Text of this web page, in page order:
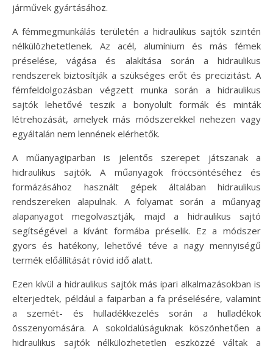
járművek gyártásához.
A fémmegmunkálás területén a hidraulikus sajtók szintén
nélkülözhetetlenek. Az acél, alumínium és más fémek
préselése, vágása és alakítása során a hidraulikus
rendszerek biztosítják a szükséges erőt és precizitást. A
fémfeldolgozásban végzett munka során a hidraulikus
sajtók lehetővé teszik a bonyolult formák és minták
létrehozását, amelyek más módszerekkel nehezen vagy
egyáltalán nem lennének elérhetők.
A műanyagiparban is jelentős szerepet játszanak a
hidraulikus sajtók. A műanyagok fröccsöntéséhez és
formázásához használt gépek általában hidraulikus
rendszereken alapulnak. A folyamat során a műanyag
alapanyagot megolvasztják, majd a hidraulikus sajtó
segítségével a kívánt formába préselik. Ez a módszer
gyors és hatékony, lehetővé téve a nagy mennyiségű
termék előállítását rövid idő alatt.
Ezen kívül a hidraulikus sajtók más ipari alkalmazásokban is
elterjedtek, például a faiparban a fa préselésére, valamint
a szemét- és hulladékkezelés során a hulladékok
összenyomására. A sokoldalúságuknak köszönhetően a
hidraulikus sajtók nélkülözhetetlen eszközzé váltak a